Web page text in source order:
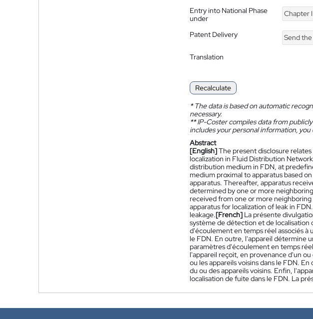
Entry into National Phase
under
Chapter I
Patent Delivery Send
Translation
Recalculate
*The data is based on automatic
necessary.
**IP-Coster compiles data from
includes your personal information,
Abstract
[English]The present disclosure
localization in Fluid Distribution
distribution medium in FDN, at
medium proximal to apparatus based
apparatus. Thereafter, apparatus
determined by one or more
received from one or more
apparatus for localization of leak in
leakage.[French] La présente
système de détection et de localisation
d'écoulement en temps réel associés à
le FDN. En outre, l'appareil détermine
paramètres d'écoulement en temps
l'appareil reçoit, en provenance d'un
ou les appareils voisins dans le FDN.
du ou des appareils voisins. Enfin,
localisation de fuite dans le FDN. La